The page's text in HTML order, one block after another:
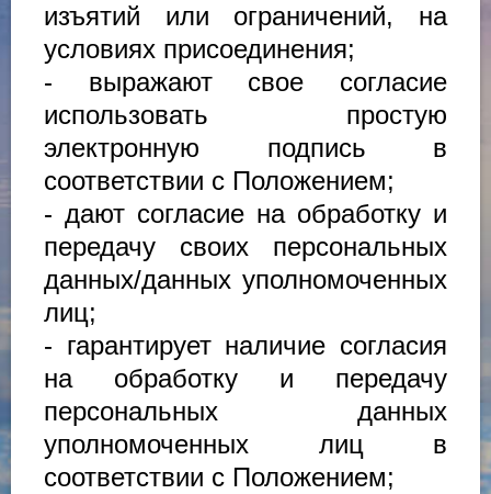
изъятий или ограничений, на
условиях присоединения;
- выражают свое согласие
использовать простую
электронную подпись в
соответствии с Положением;
- дают согласие на обработку и
передачу своих персональных
данных/данных уполномоченных
лиц;
- гарантирует наличие согласия
на обработку и передачу
персональных данных
уполномоченных лиц в
соответствии с Положением;